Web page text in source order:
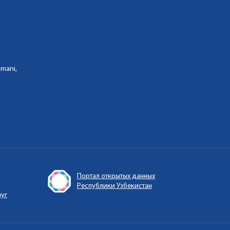
Портал открытых данных
Республики Узбекистан